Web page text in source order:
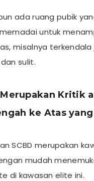
ada ruang pubik
untuk
misalnya
sulit.
Kritik
ke Atas
SCBD merupakan
mudah
di kawasan elite ini.